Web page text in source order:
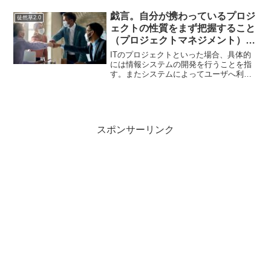
なのに忙しいのだ？と思う...
徒然草2.0
戯言。自分が携わっているプロジ
ェクトの性質をまず把握すること
（プロジェクトマネジメント）の
大切さ
ITのプロジェクトといった場合、具体的
には情報システムの開発を行うことを指
す。またシステムによってユーザへ利便
スポンサーリンク